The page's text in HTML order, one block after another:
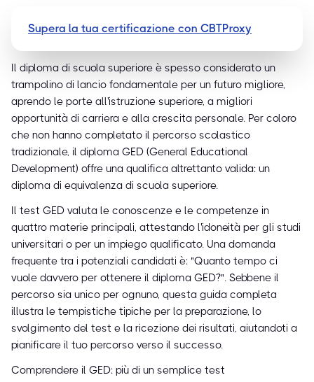
Supera la tua certificazione con CBTProxy
Il diploma di scuola superiore è spesso considerato un
trampolino di lancio fondamentale per un futuro migliore,
aprendo le porte all'istruzione superiore, a migliori
opportunità di carriera e alla crescita personale. Per coloro
che non hanno completato il percorso scolastico
tradizionale, il diploma GED (General Educational
Development) offre una qualifica altrettanto valida: un
diploma di equivalenza di scuola superiore.
Il test GED valuta le conoscenze e le competenze in
quattro materie principali, attestando l'idoneità per gli studi
universitari o per un impiego qualificato. Una domanda
frequente tra i potenziali candidati è: "Quanto tempo ci
vuole davvero per ottenere il diploma GED?". Sebbene il
percorso sia unico per ognuno, questa guida completa
illustra le tempistiche tipiche per la preparazione, lo
svolgimento del test e la ricezione dei risultati, aiutandoti a
pianificare il tuo percorso verso il successo.
Comprendere il GED: più di un semplice test